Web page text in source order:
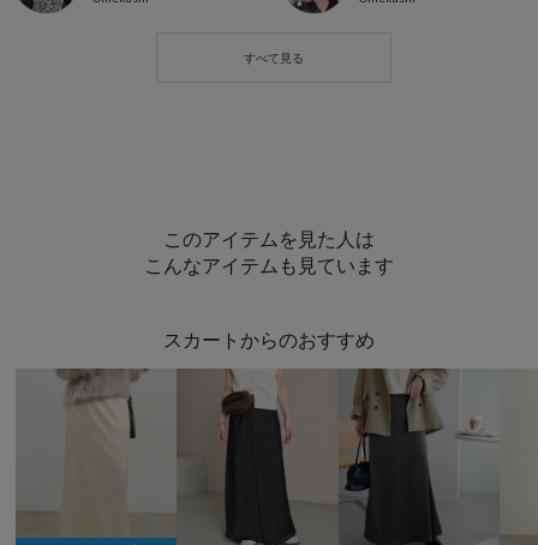
このアイテムを見た人は
こんなアイテムも見ています
スカートからのおすすめ